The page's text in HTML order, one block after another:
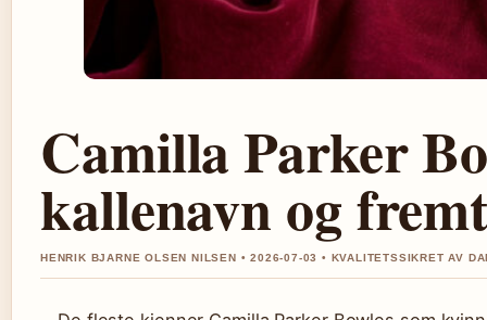
Camilla Parker
kallenavn og
HENRIK BJARNE OLSEN NILSEN • 2026-07-03 • KVALITETSSIKRET AV